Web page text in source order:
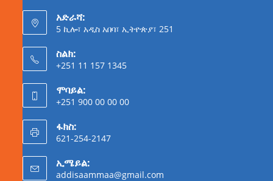
አድራሻ:
5 ኪሎ፣ አዲስ አበባ፣ ኢትዮጵያ፣ 251
ስልክ:
+251 11 157 1345
ሞባይል:
+251 900 00 00 00
ፋክስ:
621-254-2147
ኢሜይል:
addisaammaa@gmail.com